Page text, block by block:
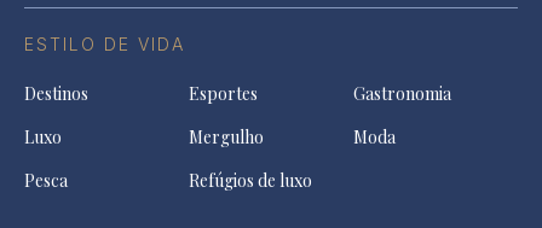
ESTILO DE VIDA
Destinos Esportes
Gastronomia
Luxo
Mergulho
Moda
Pesca
Refúgios de luxo